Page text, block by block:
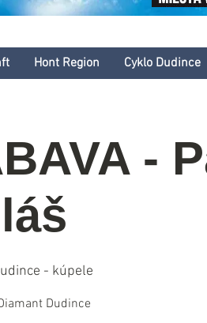
Hont Region Cyklo Dudince
-
- kúpele
Dudince